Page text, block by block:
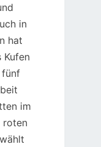
in
hat
Kufen
fünf
im
roten